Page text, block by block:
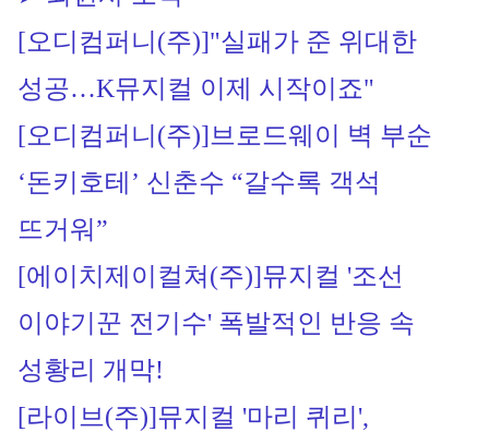
[오디컴퍼니(주)]"실패가 준 위대한
성공…K뮤지컬 이제 시작이죠"
[오디컴퍼니(주)]브로드웨이 벽 부순
‘돈키호테’ 신춘수 “갈수록 객석
뜨거워”
[에이치제이컬쳐(주)]뮤지컬 '조선
이야기꾼 전기수' 폭발적인 반응 속
성황리 개막!
[라이브(주)]뮤지컬 '마리 퀴리',